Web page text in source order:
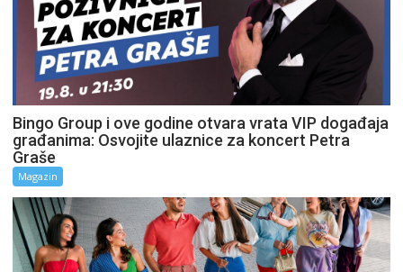
Bingo Group i ove godine otvara vrata VIP događaja
građanima: Osvojite ulaznice za koncert Petra
Graše
Magazin